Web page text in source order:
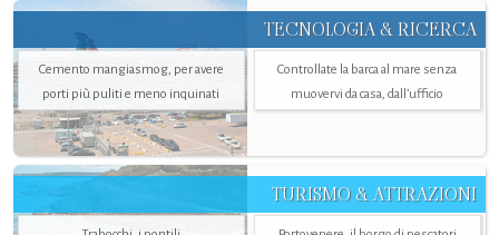
TECNOLOGIA & RICERCA
Cemento mangiasmog, per avere
porti più puliti e meno inquinati
Controllate la barca al mare senza
muovervi da casa, dall’ufficio
TURISMO & ATTRAZIONI